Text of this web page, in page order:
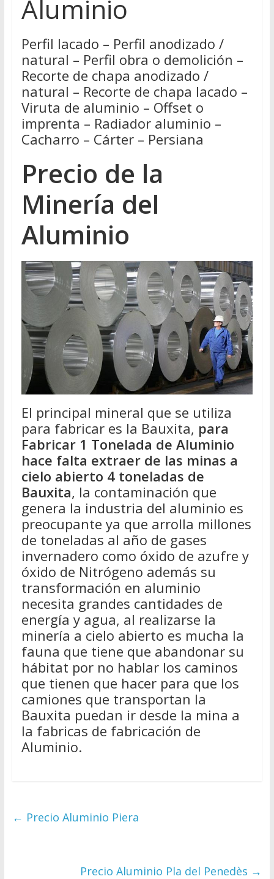
Aluminio
Perfil lacado – Perfil anodizado /
natural – Perfil obra o demolición –
Recorte de chapa anodizado /
natural – Recorte de chapa lacado –
Viruta de aluminio – Offset o
imprenta – Radiador aluminio –
Cacharro – Cárter – Persiana
Precio de la
Minería del
Aluminio
El principal mineral que se utiliza
para fabricar es la Bauxita, para
Fabricar 1 Tonelada de Aluminio
hace falta extraer de las minas a
cielo abierto 4 toneladas de
Bauxita, la contaminación que
genera la industria del aluminio es
preocupante ya que arrolla millones
de toneladas al año de gases
invernadero como óxido de azufre y
óxido de Nitrógeno además su
transformación en aluminio
necesita grandes cantidades de
energía y agua, al realizarse la
minería a cielo abierto es mucha la
fauna que tiene que abandonar su
hábitat por no hablar los caminos
que tienen que hacer para que los
camiones que transportan la
Bauxita puedan ir desde la mina a
la fabricas de fabricación de
Aluminio.
← Precio Aluminio Piera
Precio Aluminio Pla del Penedès →